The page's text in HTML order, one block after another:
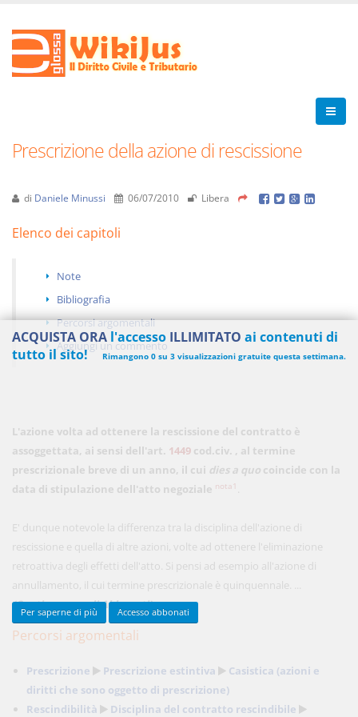
Prescrizione della azione di rescissione
di Daniele Minussi 06/07/2010 Libera
Elenco dei capitoli
Note
Bibliografia
Percorsi argomentali
Aggiungi un commento
L'azione volta ad ottenere la rescissione del contratto è
assoggettata, ai sensi dell'art. 1449 cod.civ. , al termine
prescrizionale breve di un anno, il cui dies a quo coincide con la
data di stipulazione dell'atto negoziale nota1
E' dunque notevole la differenza tra la disciplina dell'azione di
rescissione e quella di altre azioni, volte ad ottenere l'eliminazione
retroattiva degli effetti dell'atto. Si pensi ad esempio all'azione di
annullamento, il cui termine prescrizionale è quinquennale. ...
(Continua per gli Abbonati)
Percorsi argomentali
Prescrizione Prescrizione estintiva
Casistica (azioni e
diritti che sono oggetto di prescrizione)
Rescindibilità
Disciplina del contratto rescindibile
ACQUISTA ORA l'accesso ILLIMITATO ai contenuti di
tutto il sito!
Rimangono 0 su 3 visualizzazioni gratuite questa settimana.
450,00 €
Acquista ora
48,00 € MENSILI
Acquista ora
Per saperne di più Accesso abbonati